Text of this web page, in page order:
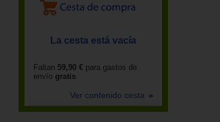
La cesta está vacía
Faltan 59,90 € para gastos de
envío gratis
Ver contenido cesta